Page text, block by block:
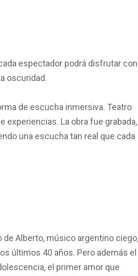
espectador podrá disfrutar con
oscuridad.
de escucha inmersiva. Teatro
experiencias. La obra fue grabada,
una escucha tan real que cada
de Alberto, músico argentino ciego,
últimos 40 años. Pero además el
el primer amor que